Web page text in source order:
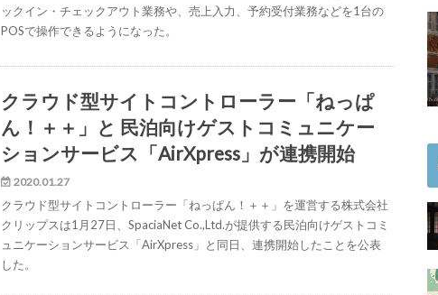
ックイン・チェックアウト業務や、売上入力、予約受付業務などを1台の
POSで操作できるようになった。
クラウド型サイトコントローラー「ねっぱ
ん！＋＋」と 民泊向けゲストコミュニケー
ションサービス「AirXpress」が連携開始
2020.01.27
クラウド型サイトコントローラー「ねっぱん！＋＋」を運営する株式会社
クリップスは1月27日、SpaciaNet Co.,Ltd.が提供する民泊向けゲストコミ
ュニケーションサービス「AirXpress」と同日、連携開始したことを公表
した。